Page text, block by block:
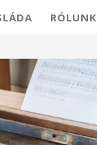
RÓLUNK